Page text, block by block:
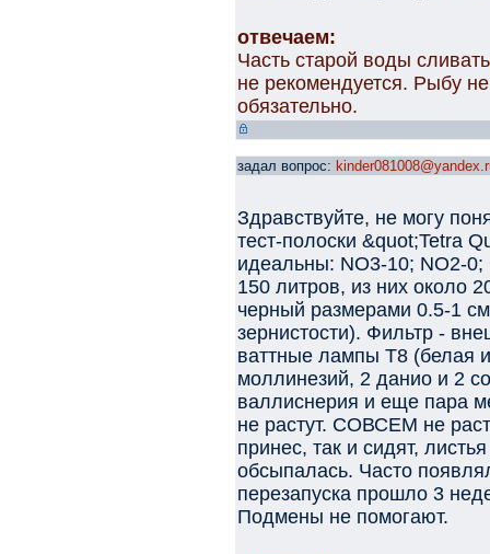
отвечаем:
Часть старой воды
не рекомендуется. Рыбу
обязательно.
задал вопрос:
Здравствуйте, не могу
тест-полоски &quot;Tetra
идеальны: NO3-10; NO2-
150 литров, из них около
черный размерами 0.5-1
зернистости). Фильтр -
ваттные лампы Т8 (белая
моллинезий, 2 данио и 2
валлиснерия и еще пара
не растут. СОВСЕМ не
принес, так и сидят,
обсыпалась. Часто
перезапуска прошло 3
Подмены не помогают.